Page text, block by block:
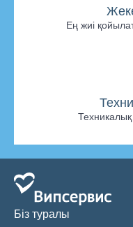
Ең жиі
Біз туралы